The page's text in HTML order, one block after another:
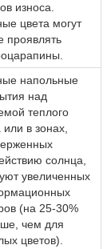
износа.
цвета могут
проявлять
напольные
над
теплого
или в зонах,
солнца,
увеличенных
(на 25-30%
чем для
цветов).